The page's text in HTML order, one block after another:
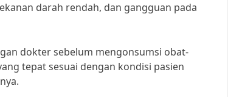
darah rendah, dan gangguan pada
dokter sebelum mengonsumsi obat-
tepat sesuai dengan kondisi pasien